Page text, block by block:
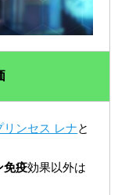
リンセス レナと
免疫効果以外は